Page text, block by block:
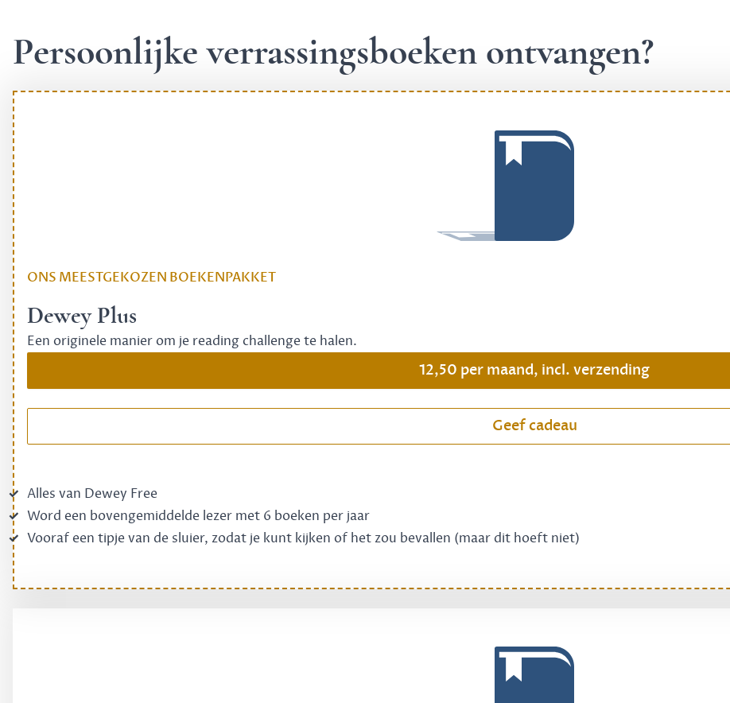
Persoonlijke verrassingsboeken ontvangen?
ONS MEESTGEKOZEN BOEKENPAKKET
Dewey Plus
Een originele manier om je reading challenge te halen.
12,50 per maand, incl. verzending
Geef cadeau
Alles van Dewey Free
Word een bovengemiddelde lezer met 6 boeken per jaar
Vooraf een tipje van de sluier, zodat je kunt kijken of het zou bevallen (maar dit hoeft niet)